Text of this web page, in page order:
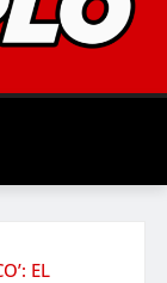
EL